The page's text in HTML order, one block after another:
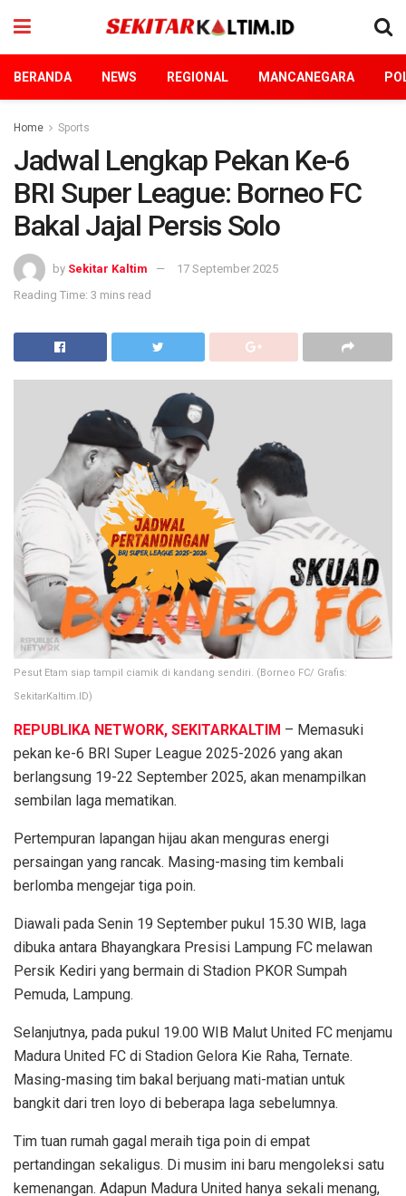
BERANDA NEWS REGIONAL MANCANEGARA
Home Sports
Jadwal Lengkap Pekan Ke-6
BRI Super League: Borneo FC
Bakal Jajal Persis Solo
by Sekitar Kaltim
17 September 2025
Reading Time: 3 mins read
Pesut Etam siap tampil ciamik di kandang sendiri. (Borneo FC/ Grafis:
SekitarKaltim.ID)
REPUBLIKA NETWORK, SEKITARKALTIM – Memasuki
pekan ke-6 BRI Super League 2025-2026 yang akan
berlangsung 19-22 September 2025, akan menampilkan
sembilan laga mematikan.
Pertempuran lapangan hijau akan menguras energi
persaingan yang rancak. Masing-masing tim kembali
berlomba mengejar tiga poin.
Diawali pada Senin 19 September pukul 15.30 WIB, laga
dibuka antara Bhayangkara Presisi Lampung FC melawan
Persik Kediri yang bermain di Stadion PKOR Sumpah
Pemuda, Lampung.
Selanjutnya, pada pukul 19.00 WIB Malut United FC menjamu
Madura United FC di Stadion Gelora Kie Raha, Ternate.
Masing-masing tim bakal berjuang mati-matian untuk
bangkit dari tren loyo di beberapa laga sebelumnya.
Tim tuan rumah gagal meraih tiga poin di empat
pertandingan sekaligus. Di musim ini baru mengoleksi satu
kemenangan. Adapun Madura United hanya sekali menang,